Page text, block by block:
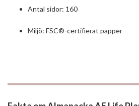
Antal sidor: 160
Miljö: FSC®-certifierat papper